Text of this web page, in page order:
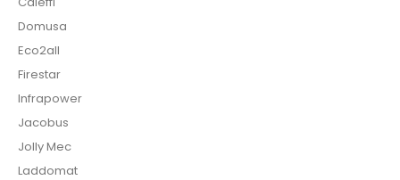
Domusa
Eco2all
Firestar
Infrapower
Jacobus
Jolly Mec
Laddomat